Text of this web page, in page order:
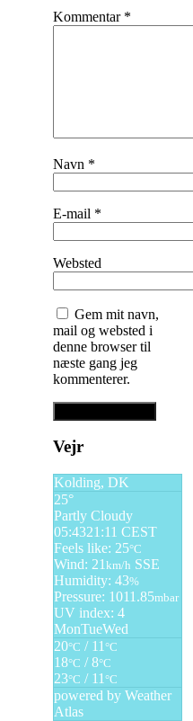
Kommentar *
Navn *
E-mail *
Websted
Gem mit navn,
mail og websted i
denne browser til
næste gang jeg
kommenterer.
Vejr
Kolding, DK
25°
Partly Cloudy
05:4321:11 CEST
Feels like: 25°C
Wind: 21 km/h SSE
Humidity: 43%
Pressure: 1011.85mbar
UV index: 4
MonTueWed
20°C / 11 °C
18°C / 8°C
23°C / 11 °C
powered by Weather
Atlas